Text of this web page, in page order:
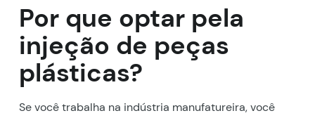
Por que optar pela
injeção de peças
plásticas?
Se você trabalha na indústria manufatureira, você